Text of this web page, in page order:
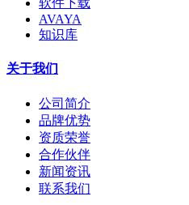
软件下载
AVAYA
知识库
关于我们
公司简介
品牌优势
资质荣誉
合作伙伴
新闻资讯
联系我们